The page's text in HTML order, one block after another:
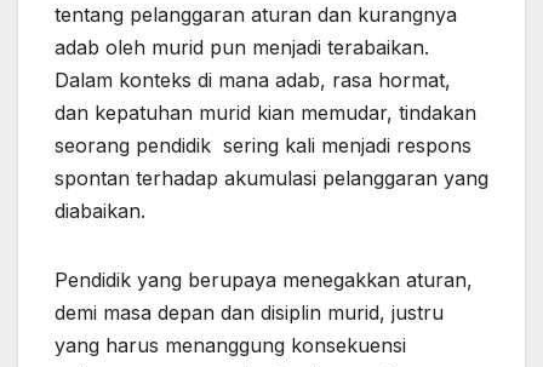
tentang pelanggaran aturan dan kurangnya
adab oleh murid pun menjadi terabaikan.
Dalam konteks di mana adab, rasa hormat,
dan kepatuhan murid kian memudar, tindakan
seorang pendidik sering kali menjadi respons
spontan terhadap akumulasi pelanggaran yang
diabaikan.
Pendidik yang berupaya menegakkan aturan,
demi masa depan dan disiplin murid, justru
yang harus menanggung konsekuensi